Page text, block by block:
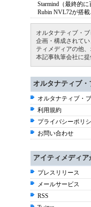
Starmind（最終的
Rubin NVL72が搭載
オルタナティブ・
企画・構成されて
ティメディアの他
本記事執筆会社に提
オルタナティブ
オルタナティブ・
利用規約
プライバシーポリ
お問い合わせ
アイティメディ
プレスリリース
メールサービス
RSS